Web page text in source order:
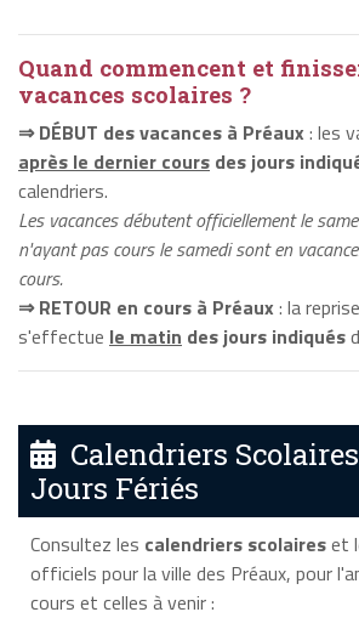
Quand commencent et
vacances scolaires ?
⇒ DÉBUT des vacances à Préaux : les
après le dernier cours des jours
calendriers.
Les vacances débutent officiellement le
n'ayant pas cours le samedi sont en
cours.
⇒ RETOUR en cours à Préaux : la
s'effectue le matin des jours indiqués
Calendriers
Jours Fériés
Consultez les calendriers scolaireset
officiels pour la ville des Préaux, pour
cours et celles à venir :